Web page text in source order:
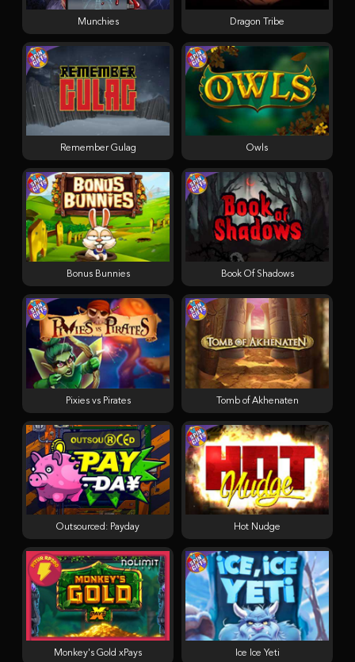
Munchies
Outsourced: Payday
Book Of Shadows
Hot Nudge
Monkey's Gold xPays
Tomb of Akhenaten
Dragon Tribe
Bonus Bunnies
Owls
Pixies vs Pirates
Ice Ice Yeti
Remember Gulag